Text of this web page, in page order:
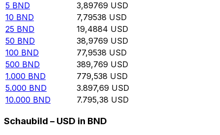
5 BND 3,89769 USD
10 BND 7,79538 USD
25 BND 19,4884 USD
50 BND 38,9769 USD
100 BND 77,9538 USD
500 BND 389,769 USD
1.000 BND 779,538 USD
5.000 BND 3.897,69 USD
10.000 BND 7.795,38 USD
Schaubild – USD in BND